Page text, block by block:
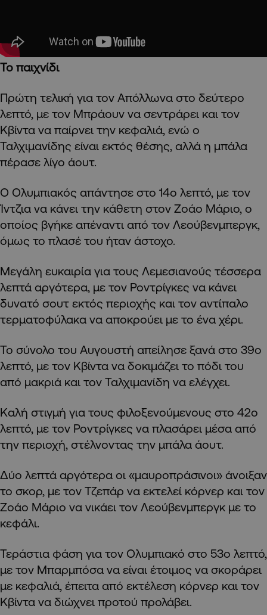
Το παιχνίδι
Πρώτη τελική για τον Απόλλωνα στο δεύτερο
λεπτό, με τον Μπράουν να σεντράρει και τον
Κβίντα να παίρνει την κεφαλιά, ενώ ο
Ταλχιμανίδης είναι εκτός θέσης, αλλά η μπάλα
πέρασε λίγο άουτ.
Ο Ολυμπιακός απάντησε στο 14ο λεπτό, με τον
Ίντζια να κάνει την κάθετη στον Ζοάο Μάριο, ο
οποίος βγήκε απέναντι από τον Λεούβενμπεργκ,
όμως το πλασέ του ήταν άστοχο.
Μεγάλη ευκαιρία για τους Λεμεσιανούς τέσσερα
λεπτά αργότερα, με τον Ροντρίγκες να κάνει
δυνατό σουτ εκτός περιοχής και τον αντίπαλο
τερματοφύλακα να αποκρούει με το ένα χέρι.
Το σύνολο του Αυγουστή απείλησε ξανά στο 39ο
λεπτό, με τον Κβίντα να δοκιμάζει το πόδι του
από μακριά και τον Ταλχιμανίδη να ελέγχει.
Καλή στιγμή για τους φιλοξενούμενους στο 42ο
λεπτό, με τον Ροντρίγκες να πλασάρει μέσα από
την περιοχή, στέλνοντας την μπάλα άουτ.
Δύο λεπτά αργότερα οι «μαυροπράσινοι» άνοιξαν
το σκορ, με τον Τζεπάρ να εκτελεί κόρνερ και τον
Ζοάο Μάριο να νικάει τον Λεούβενμπεργκ με το
κεφάλι.
Τεράστια φάση για τον Ολυμπιακό στο 53ο λεπτό,
με τον Μπαρμπόσα να είναι έτοιμος να σκοράρει
με κεφαλιά, έπειτα από εκτέλεση κόρνερ και τον
Κβίντα να διώχνει προτού προλάβει.